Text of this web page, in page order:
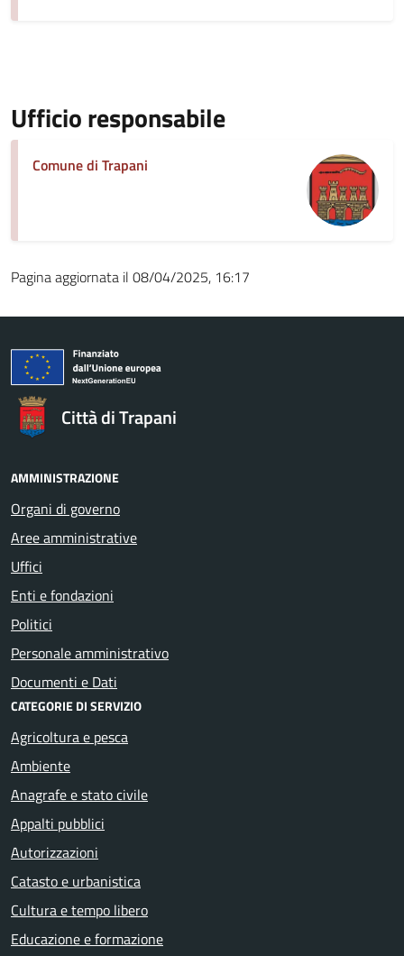
Ufficio responsabile
Comune di Trapani
Pagina aggiornata il 08/04/2025, 16:17
Città di Trapani
AMMINISTRAZIONE
Organi di governo
Aree amministrative
Uffici
Enti e fondazioni
Politici
Personale amministrativo
Documenti e Dati
CATEGORIE DI SERVIZIO
Agricoltura e pesca
Ambiente
Anagrafe e stato civile
Appalti pubblici
Autorizzazioni
Catasto e urbanistica
Cultura e tempo libero
Educazione e formazione